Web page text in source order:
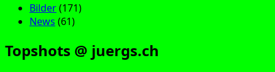
Bilder(171)
News (61)
Topshots @ juergs.ch